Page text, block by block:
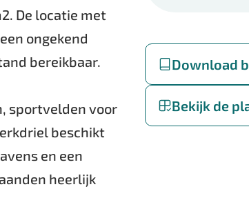
De locatie met
ongekend
bereikbaar.
sportvelden voor
beschikt
en een
heerlijk
Download
Bekijk de